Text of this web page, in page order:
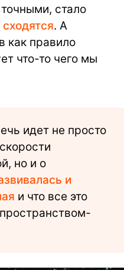
стало
. А
как правило
что-то чего мы
идет не просто
но и о
и
и что все это